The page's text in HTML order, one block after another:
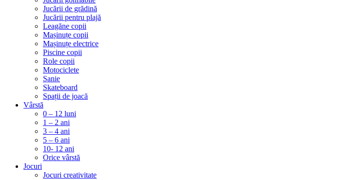
Jucării de grădină
Jucării pentru plajă
Leagăne copii
Mașinuțe copii
Mașinuțe electrice
Piscine copii
Role copii
Motociclete
Sanie
Skateboard
Spații de joacă
Vârstă
0 – 12 luni
1 – 2 ani
3 – 4 ani
5 – 6 ani
10- 12 ani
Orice vârstă
Jocuri
Jocuri creativitate